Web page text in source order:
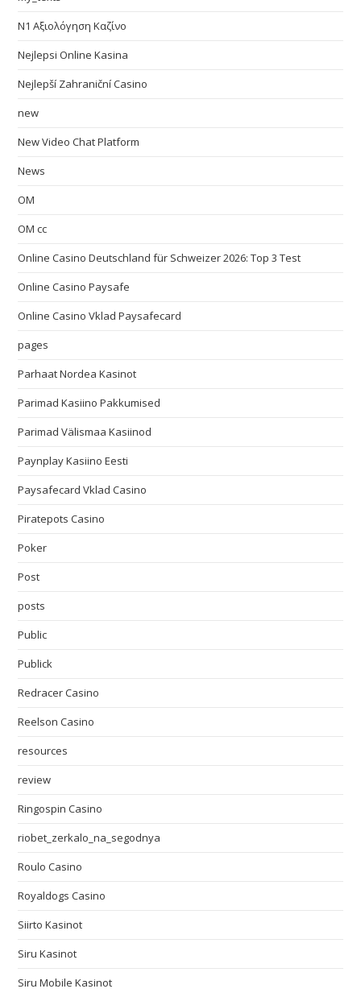
N1 Αξιολόγηση Καζίνο
Nejlepsi Online Kasina
Nejlepší Zahraniční Casino
new
New Video Chat Platform
News
OM
OM cc
Online Casino Deutschland für Schweizer 2026: Top 3 Test
Online Casino Paysafe
Online Casino Vklad Paysafecard
pages
Parhaat Nordea Kasinot
Parimad Kasiino Pakkumised
Parimad Välismaa Kasiinod
Paynplay Kasiino Eesti
Paysafecard Vklad Casino
Piratepots Casino
Poker
Post
posts
Public
Publick
Redracer Casino
Reelson Casino
resources
review
Ringospin Casino
riobet_zerkalo_na_segodnya
Roulo Casino
Royaldogs Casino
Siirto Kasinot
Siru Kasinot
Siru Mobile Kasinot